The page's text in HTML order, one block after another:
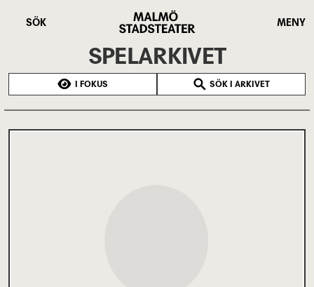
SÖK
Stadsteater
MENY
SPELARKIVET
I FOKUS SÖK I ARKIVET